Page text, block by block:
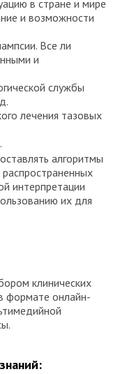
в стране и мире
и возможности
Все ли
и
службы
лечения тазовых
алгоритмы
интерпретации
их для
клинических
формате онлайн-